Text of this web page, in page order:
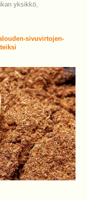
yksikkö,
sivuvirtojen-